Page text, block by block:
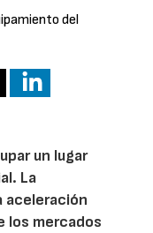
del
un lugar
La
aceleración
los mercados